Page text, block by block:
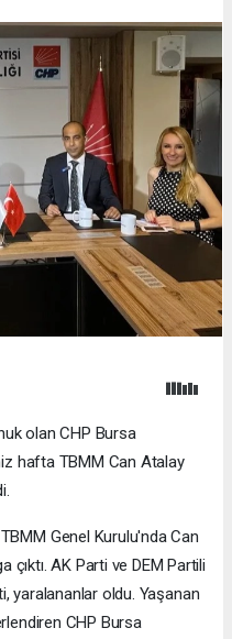
olan CHP Bursa
hafta TBMM Can Atalay
Genel Kurulu'nda Can
AK Parti ve DEM Partili
yaralananlar oldu. Yaşanan
CHP Bursa